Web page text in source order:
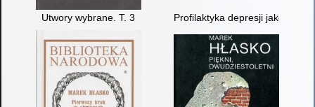
Utwory wybrane. T. 3 Profilaktyka depresji jako